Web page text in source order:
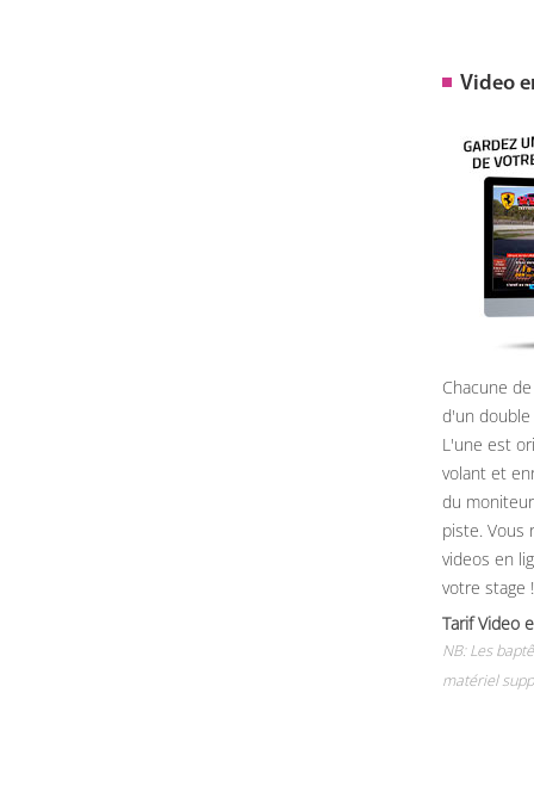
Video
Chacune
d'un
L'une est
volant et
du
piste. Vous
videos en
votre stage !
Tarif Video
NB: Les
matériel